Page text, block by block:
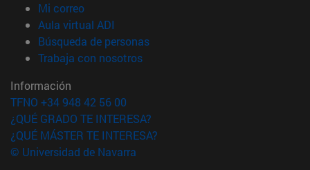
Mi correo(abre en nueva ventana)
Aula virtual ADI
Búsqueda de personas(abre en nueva ventana)
Trabaja con nosotros(abre en nueva ventana)
Información
TFNO +34 948 42 56 00
¿QUÉ GRADO TE INTERESA?
¿QUÉ MÁSTER TE INTERESA?
© Universidad de Navarra